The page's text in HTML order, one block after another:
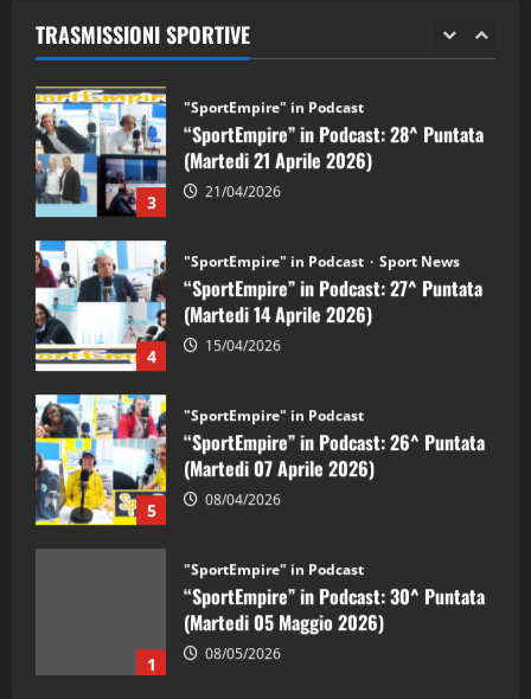
TRASMISSIONI SPORTIVE
2 28/04/2026
3
"SportEmpire" in Podcast
“SportEmpire” in Podcast: 28^ Puntata
(Martedi 21 Aprile 2026)
21/04/2026
4
"SportEmpire" in Podcast Sport News
“SportEmpire” in Podcast: 27^ Puntata
(Martedi 14 Aprile 2026)
15/04/2026
5
"SportEmpire" in Podcast
“SportEmpire” in Podcast: 26^ Puntata
(Martedi 07 Aprile 2026)
08/04/2026
1
"SportEmpire" in Podcast
“SportEmpire” in Podcast: 30^ Puntata
(Martedi 05 Maggio 2026)
08/05/2026